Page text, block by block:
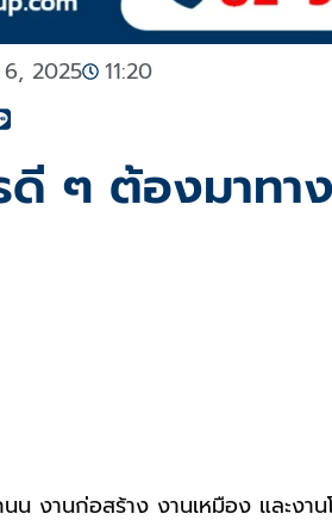
2025 11:20
ดี ๆ ต้องมาทา
งานก่อสร้าง งานเหมือง และงา